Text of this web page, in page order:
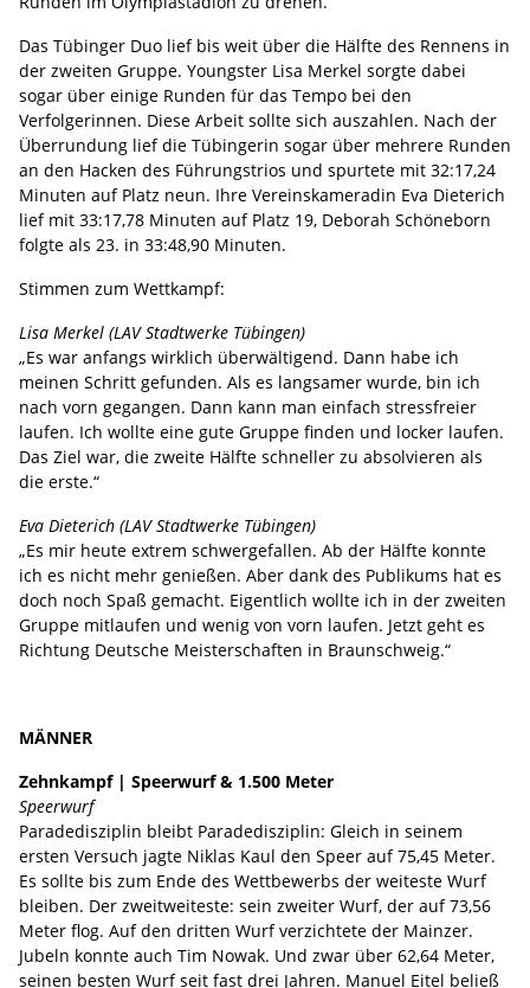
Das Tübinger Duo lief bis weit über die Hälfte des Rennens in
der zweiten Gruppe. Youngster Lisa Merkel sorgte dabei
sogar über einige Runden für das Tempo bei den
Verfolgerinnen. Diese Arbeit sollte sich auszahlen. Nach der
Überrundung lief die Tübingerin sogar über mehrere Runden
an den Hacken des Führungstrios und spurtete mit 32:17,24
Minuten auf Platz neun. Ihre Vereinskameradin Eva Dieterich
lief mit 33:17,78 Minuten auf Platz 19, Deborah Schöneborn
folgte als 23. in 33:48,90 Minuten.
Stimmen zum Wettkampf:
Lisa Merkel (LAV Stadtwerke Tübingen)
„Es war anfangs wirklich überwältigend. Dann habe ich
meinen Schritt gefunden. Als es langsamer wurde, bin ich
nach vorn gegangen. Dann kann man einfach stressfreier
laufen. Ich wollte eine gute Gruppe finden und locker laufen.
Das Ziel war, die zweite Hälfte schneller zu absolvieren als
die erste.“
Eva Dieterich (LAV Stadtwerke Tübingen)
„Es mir heute extrem schwergefallen. Ab der Hälfte konnte
ich es nicht mehr genießen. Aber dank des Publikums hat es
doch noch Spaß gemacht. Eigentlich wollte ich in der zweiten
Gruppe mitlaufen und wenig von vorn laufen. Jetzt geht es
Richtung Deutsche Meisterschaften in Braunschweig.“
MÄNNER
Zehnkampf | Speerwurf & 1.500 Meter
Speerwurf
Paradedisziplin bleibt Paradedisziplin: Gleich in seinem
ersten Versuch jagte Niklas Kaul den Speer auf 75,45 Meter.
Es sollte bis zum Ende des Wettbewerbs der weiteste Wurf
bleiben. Der zweitweiteste: sein zweiter Wurf, der auf 73,56
Meter flog. Auf den dritten Wurf verzichtete der Mainzer.
Jubeln konnte auch Tim Nowak. Und zwar über 62,64 Meter,
seinen besten Wurf seit fast drei Jahren. Manuel Eitel beließ